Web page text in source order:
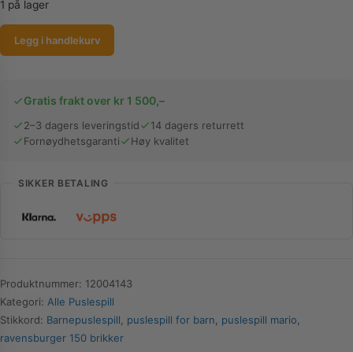
kr 129,00.
1 på lager
Ravensburger
Puslespill
Kart
150
(XXL)
Legg i handlekurv
Gratis frakt over kr 1 500,–
2–3 dagers leveringstid
14 dagers returrett
Fornøydhetsgaranti
Høy kvalitet
SIKKER BETALING
Produktnummer: 12004143
Kategori: Alle Puslespill
Stikkord: Barnepuslespill puslespill for barn puslespill mario
ravensburger 150 brikker